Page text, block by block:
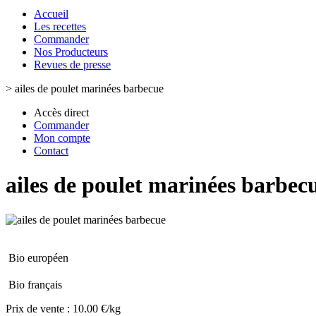
Accueil
Les recettes
Commander
Nos Producteurs
Revues de presse
> ailes de poulet marinées barbecue
Accès direct
Commander
Mon compte
Contact
ailes de poulet marinées
Bio européen
Bio français
Prix de vente : 10.00 €/kg